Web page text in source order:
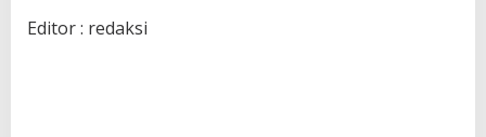
Editor : redaksi